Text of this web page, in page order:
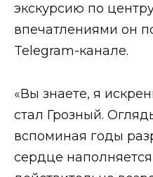
экскурсию по
впечатлениями он
Telegram-канале.
«Вы знаете, я
стал Грозный.
вспоминая годы
сердце